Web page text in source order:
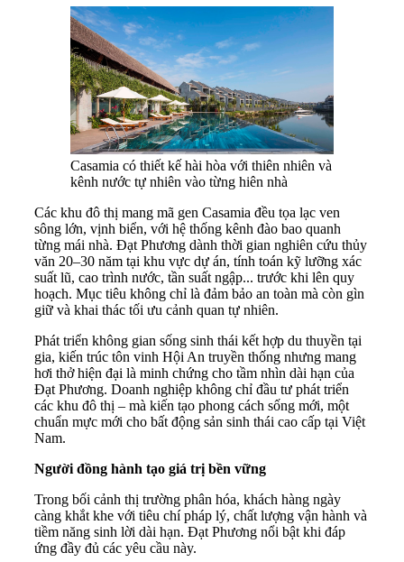
Casamia có thiết kế hài hòa với thiên nhiên và
kênh nước tự nhiên vào từng hiên nhà
Các khu đô thị mang mã gen Casamia đều tọa lạc ven
sông lớn, vịnh biển, với hệ thống kênh đào bao quanh
từng mái nhà. Đạt Phương dành thời gian nghiên cứu thủy
văn 20–30 năm tại khu vực dự án, tính toán kỹ lưỡng xác
suất lũ, cao trình nước, tần suất ngập... trước khi lên quy
hoạch. Mục tiêu không chỉ là đảm bảo an toàn mà còn gìn
giữ và khai thác tối ưu cảnh quan tự nhiên.
Phát triển không gian sống sinh thái kết hợp du thuyền tại
gia, kiến trúc tôn vinh Hội An truyền thống nhưng mang
hơi thở hiện đại là minh chứng cho tầm nhìn dài hạn của
Đạt Phương. Doanh nghiệp không chỉ đầu tư phát triển
các khu đô thị – mà kiến tạo phong cách sống mới, một
chuẩn mực mới cho bất động sản sinh thái cao cấp tại Việt
Nam.
Người đồng hành tạo giá trị bền vững
Trong bối cảnh thị trường phân hóa, khách hàng ngày
càng khắt khe với tiêu chí pháp lý, chất lượng vận hành và
tiềm năng sinh lời dài hạn. Đạt Phương nổi bật khi đáp
ứng đầy đủ các yêu cầu này.